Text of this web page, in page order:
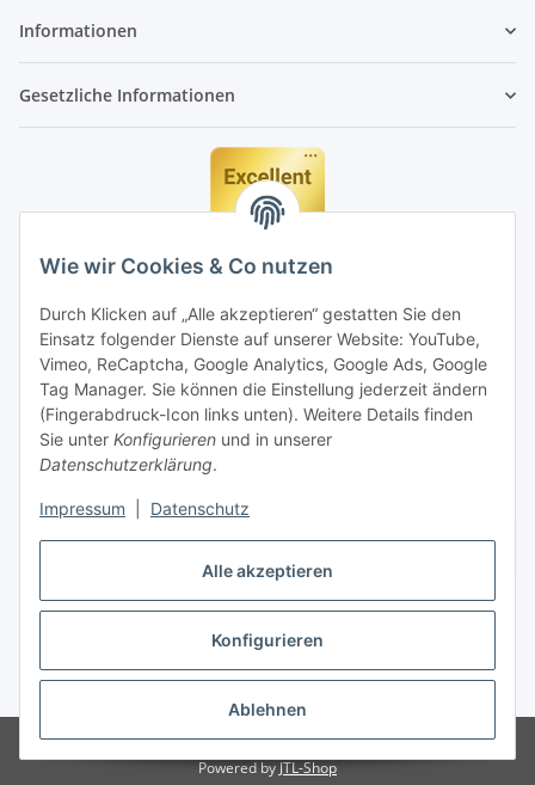
Alle akzeptieren
Konfigurieren
Ablehnen
Wie wir Cookies & Co nutzen
Durch Klicken auf „Alle akzeptieren“ gestatten Sie den
Einsatz folgender Dienste auf unserer Website: YouTube,
Vimeo, ReCaptcha, Google Analytics, Google Ads, Google
Tag Manager. Sie können die Einstellung jederzeit ändern
(Fingerabdruck-Icon links unten). Weitere Details finden
Sie unter Konfigurieren und in unserer
Datenschutzerklärung.
Impressum Datenschutz
Informationen
Gesetzliche Informationen
Vertrag widerrufen
* Alle Preise inkl. gesetzlicher MwSt., zzgl.Versand
© Stoffhaus Hanke
Powered byJTL-Shop